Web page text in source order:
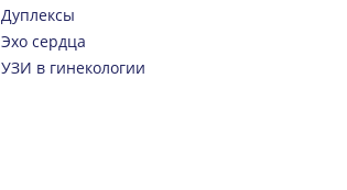
Дуплексы
Эхо сердца
УЗИ в гинекологии